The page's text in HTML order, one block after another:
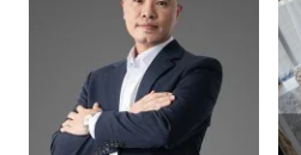
Xem chi tiết